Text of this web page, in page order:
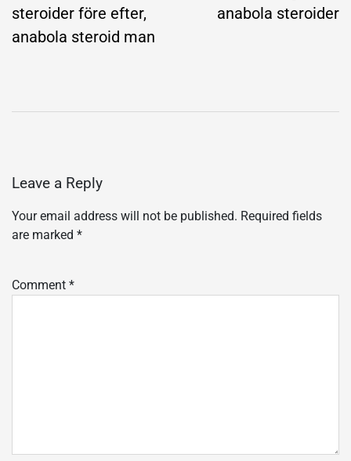
steroider före efter,
anabola steroid man
anabola steroider
Leave a Reply
Your email address will not be published. Required fields
are marked *
Comment *